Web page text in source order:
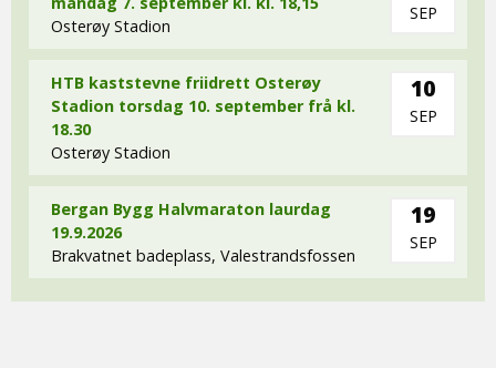
Osterøy Stadion
SEP
HTB kaststevne friidrett Osterøy
Stadion torsdag 10. september frå kl.
18.30
Osterøy Stadion
10
SEP
Bergan Bygg Halvmaraton laurdag
19.9.2026
Brakvatnet badeplass, Valestrandsfossen
19
SEP